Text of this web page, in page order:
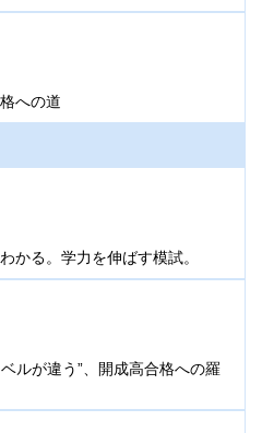
への道
かる。学力を伸ばす模試。
ルが違う”、開成高合格への羅